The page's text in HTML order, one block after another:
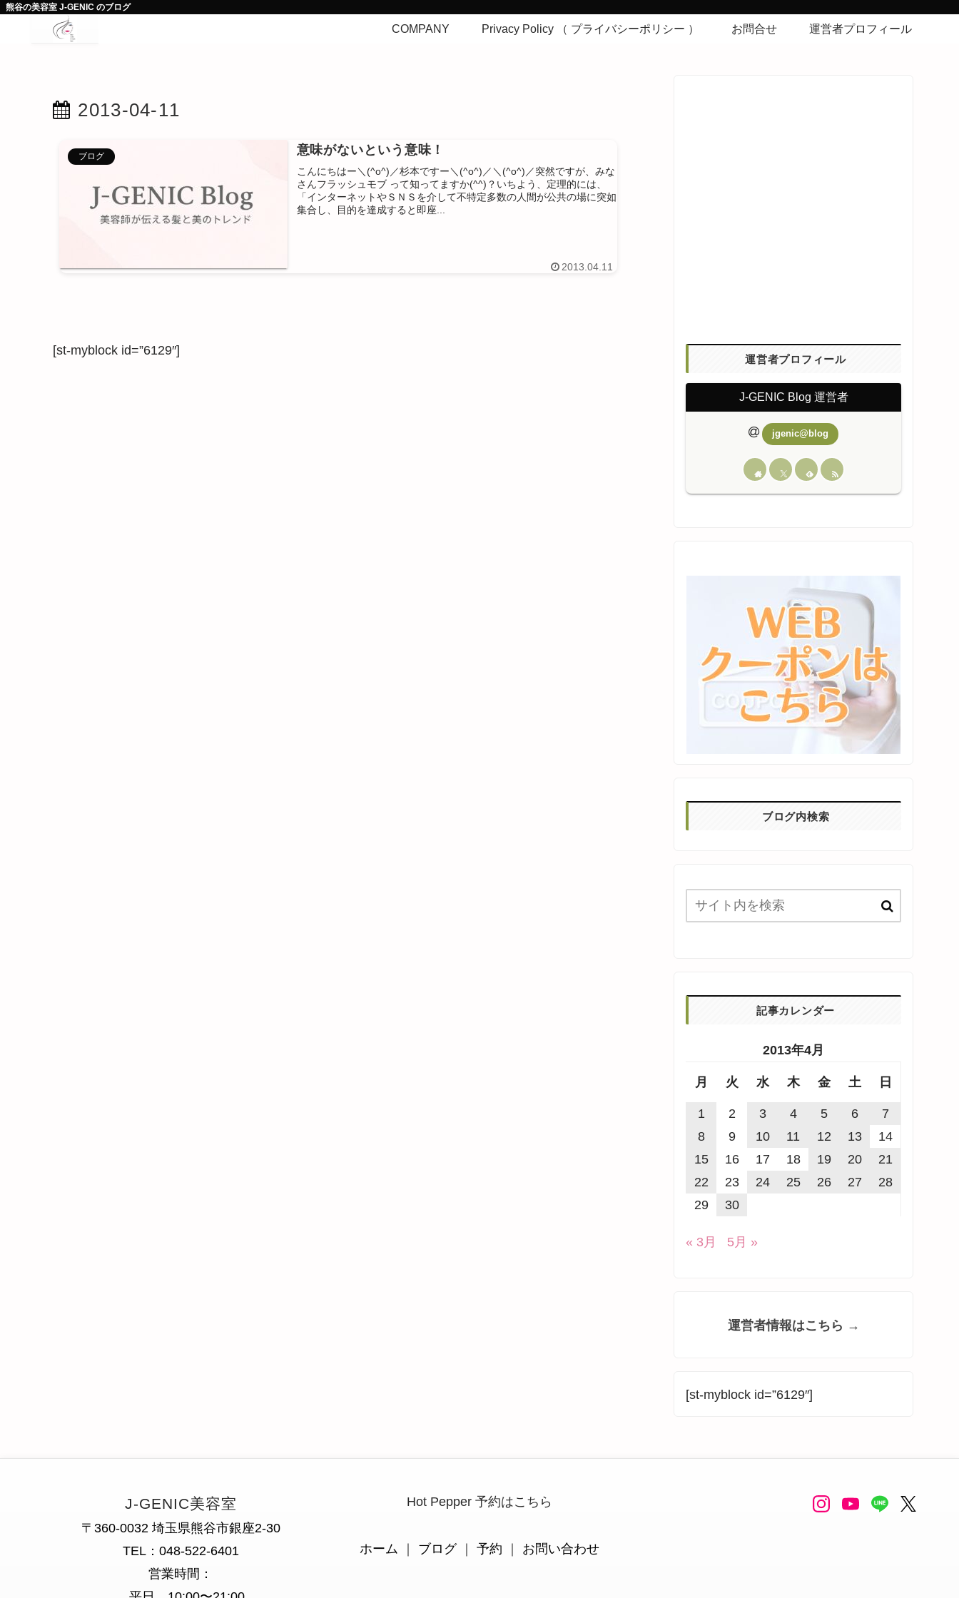
熊谷の美容室 J-GENIC のブログ
COMPANY Privacy Policy （ プライバシーポリシー ） お問合せ 運営者プロフィール
2013-04-11
ブログ 意味がないという意味！
こんにちはー＼(^o^)／杉本ですー＼(^o^)／＼(^o^)／突然ですが、みな
さんフラッシュモブ って知ってますか(^^)？いちよう、定理的には、
「インターネットやＳＮＳを介して不特定多数の人間が公共の場に突如
集合し、目的を達成すると即座...
2013.04.11
[st-myblock id=”6129″]
運営者プロフィール
J-GENIC Blog 運営者
jgenic@blog
ブログ内検索
記事カレンダー
2013年4月
月 火 水 木 金 土 日
1 2 3 4 5 6
7
8
9 10 11 12 13
14
15
16 17 18 19 20
21
22
23 24 25 26 27
28
29
30
« 3月 5月 »
運営者情報はこちら →
[st-myblock id=”6129″]
J-GENIC美容室
〒360-0032 埼玉県熊谷市銀座2-30
TEL：048-522-6401
営業時間：
Hot Pepper 予約はこちら
ホーム ｜ ブログ｜ 予約 ｜ お問い合わせ